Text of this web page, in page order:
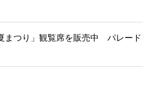
まつり」観覧席を販売中 パレード